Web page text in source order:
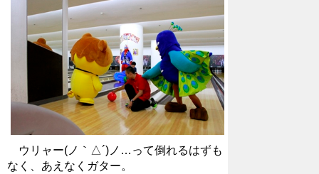
ウリャー(ノ｀△´)ノ…って倒れるはずも
なく、あえなくガター。